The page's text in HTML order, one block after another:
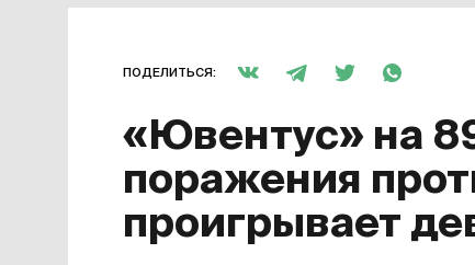
ПОДЕЛИТЬСЯ:
«Ювентус» на
поражения
проигрывает